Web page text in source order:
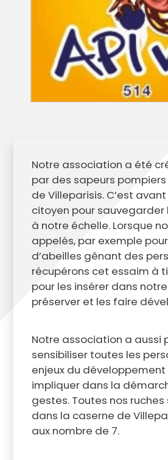
Notre association a été
par des sapeurs
de Villeparisis. C’est
citoyen pour
à notre échelle. Lorsque
appelés, par exemple
d’abeilles gênant des
récupérons cet essaim à
pour les insérer dans
préserver et les faire
Notre association a aussi
sensibiliser toutes les
enjeux du
impliquer dans la
gestes. Toutes nos
dans la caserne de
aux nombre de 7.